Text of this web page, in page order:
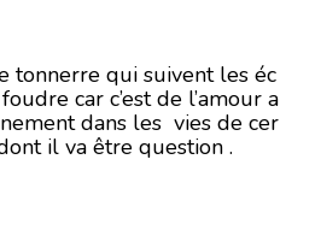
tonnerre qui suivent les éc
car c’est de l’amour a
dans les vies de cer
il va être question .